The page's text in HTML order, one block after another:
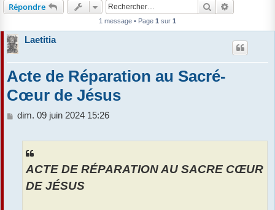
c
Répondre Rechercher
1 message • Page 1 sur 1
Laetitia
Acte de Réparation au Sacré-
Cœur de Jésus
M
dim. 09 juin 2024 15:26
ACTE DE RÉPARATION AU SACRE CŒUR
DE JÉSUS